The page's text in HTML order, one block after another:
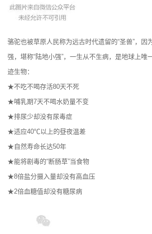
骆驼也被草原人民称为远古时代遗留的“圣兽”，因
强，堪称“陆地小强”，一生从不生病，是地球上唯
迹生物：
★不吃不喝存活80天不死
★哺乳期7天不喝水奶量不变
★排尿少却没有尿毒症
★适应40℃以上的昼夜温差
★自然寿命长达50年
★能将剧毒的“断肠草”当食物
★8倍盐分摄入量却没有高血压
★2倍血糖值却没有糖尿病